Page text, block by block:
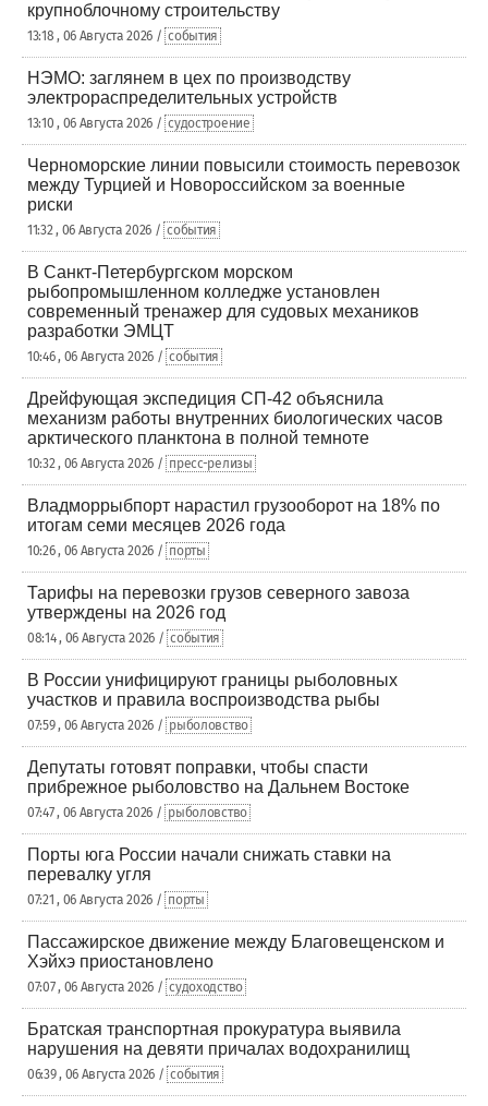
крупноблочному строительству
13:18 , 06 Августа 2026 / события
НЭМО: заглянем в цех по производству
электрораспределительных устройств
13:10 , 06 Августа 2026 / судостроение
Черноморские линии повысили стоимость перевозок
между Турцией и Новороссийском за военные
риски
11:32 , 06 Августа 2026 / события
В Санкт-Петербургском морском
рыбопромышленном колледже установлен
современный тренажер для судовых механиков
разработки ЭМЦТ
10:46 , 06 Августа 2026 / события
Дрейфующая экспедиция СП-42 объяснила
механизм работы внутренних биологических часов
арктического планктона в полной темноте
10:32 , 06 Августа 2026 / пресс-релизы
Владморрыбпорт нарастил грузооборот на 18% по
итогам семи месяцев 2026 года
10:26 , 06 Августа 2026 / порты
Тарифы на перевозки грузов северного завоза
утверждены на 2026 год
08:14 , 06 Августа 2026 / события
В России унифицируют границы рыболовных
участков и правила воспроизводства рыбы
07:59 , 06 Августа 2026 / рыболовство
Депутаты готовят поправки, чтобы спасти
прибрежное рыболовство на Дальнем Востоке
07:47 , 06 Августа 2026 / рыболовство
Порты юга России начали снижать ставки на
перевалку угля
07:21 , 06 Августа 2026 / порты
Пассажирское движение между Благовещенском и
Хэйхэ приостановлено
07:07 , 06 Августа 2026 / судоходство
Братская транспортная прокуратура выявила
нарушения на девяти причалах водохранилищ
06:39 , 06 Августа 2026 / события